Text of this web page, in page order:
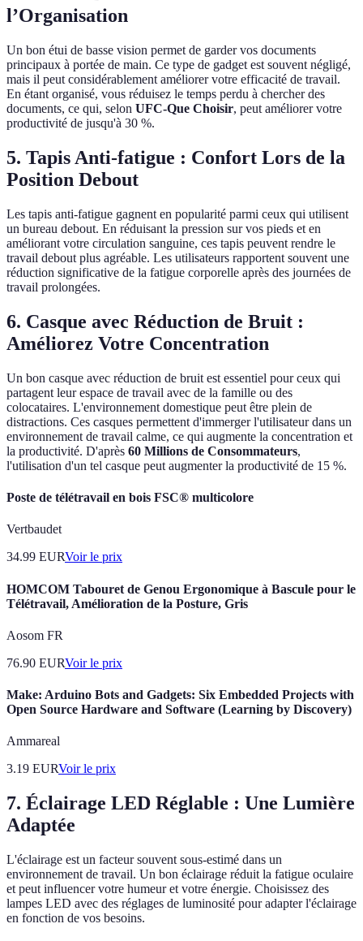
l’Organisation
Un bon étui de basse vision permet de garder vos documents
principaux à portée de main. Ce type de gadget est souvent négligé,
mais il peut considérablement améliorer votre efficacité de travail.
En étant organisé, vous réduisez le temps perdu à chercher des
documents, ce qui, selon UFC-Que Choisir, peut améliorer votre
productivité de jusqu'à 30 %.
5. Tapis Anti-fatigue : Confort Lors de la
Position Debout
Les tapis anti-fatigue gagnent en popularité parmi ceux qui utilisent
un bureau debout. En réduisant la pression sur vos pieds et en
améliorant votre circulation sanguine, ces tapis peuvent rendre le
travail debout plus agréable. Les utilisateurs rapportent souvent une
réduction significative de la fatigue corporelle après des journées de
travail prolongées.
6. Casque avec Réduction de Bruit :
Améliorez Votre Concentration
Un bon casque avec réduction de bruit est essentiel pour ceux qui
partagent leur espace de travail avec de la famille ou des
colocataires. L'environnement domestique peut être plein de
distractions. Ces casques permettent d'immerger l'utilisateur dans un
environnement de travail calme, ce qui augmente la concentration et
la productivité. D'après 60 Millions de Consommateurs,
l'utilisation d'un tel casque peut augmenter la productivité de 15 %.
Poste de télétravail en bois FSC® multicolore
Vertbaudet
34.99 EURVoir le prix
HOMCOM Tabouret de Genou Ergonomique à Bascule pour le
Télétravail, Amélioration de la Posture, Gris
Aosom FR
76.90 EURVoir le prix
Make: Arduino Bots and Gadgets: Six Embedded Projects with
Open Source Hardware and Software (Learning by Discovery)
Ammareal
3.19 EURVoir le prix
7. Éclairage LED Réglable : Une Lumière
Adaptée
L'éclairage est un facteur souvent sous-estimé dans un
environnement de travail. Un bon éclairage réduit la fatigue oculaire
et peut influencer votre humeur et votre énergie. Choisissez des
lampes LED avec des réglages de luminosité pour adapter l'éclairage
en fonction de vos besoins.